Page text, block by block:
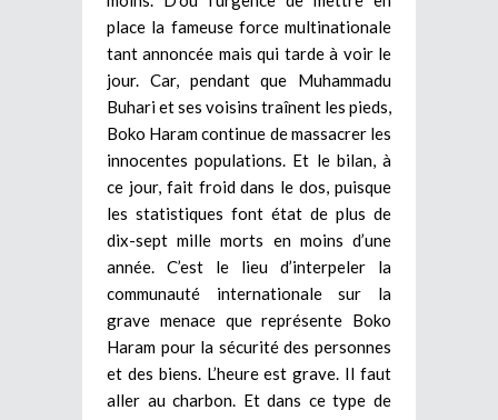
place la fameuse force multinationale
tant annoncée mais qui tarde à voir le
jour. Car, pendant que Muhammadu
Buhari et ses voisins traînent les pieds,
Boko Haram continue de massacrer les
innocentes populations. Et le bilan, à
ce jour, fait froid dans le dos, puisque
les statistiques font état de plus de
dix-sept mille morts en moins d’une
année. C’est le lieu d’interpeler la
communauté internationale sur la
grave menace que représente Boko
Haram pour la sécurité des personnes
et des biens. L’heure est grave. Il faut
aller au charbon. Et dans ce type de